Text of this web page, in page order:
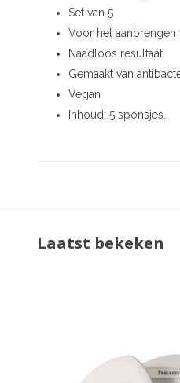
Set van 5
Voor het aanbrengen
Naadloos resultaat
Gemaakt van
Vegan
Inhoud: 5 sponsjes.
Laatst bekeken